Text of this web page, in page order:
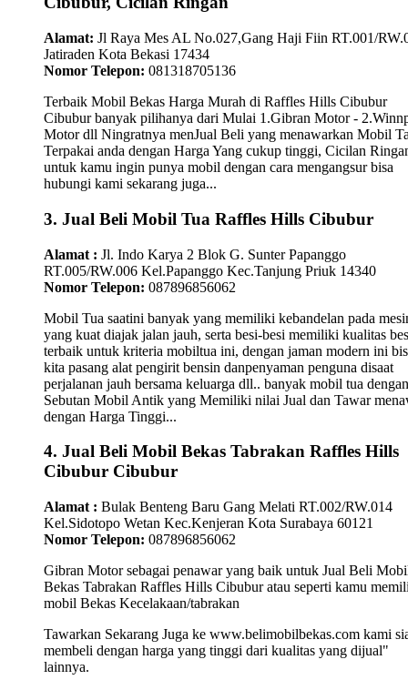
Alamat: Jl Raya Mes AL No.027,Gang Haji Fiin RT.001/
Jatiraden Kota Bekasi 17434
Nomor Telepon: 081318705136
Terbaik Mobil Bekas Harga Murah di Raffles Hills Cibubur
Cibubur banyak pilihanya dari Mulai 1.Gibran Motor -
Motor dll Ningratnya menJual Beli yang menawarkan Mobil
Terpakai anda dengan Harga Yang cukup tinggi, Cicilan
untuk kamu ingin punya mobil dengan cara mengangsur bisa
hubungi kami sekarang juga...
3. Jual Beli Mobil Tua Raffles Hills Cibubur
Alamat : Jl. Indo Karya 2 Blok G. Sunter Papanggo
RT.005/RW.006 Kel.Papanggo Kec.Tanjung Priuk 14340
Nomor Telepon: 087896856062
Mobil Tua saatini banyak yang memiliki kebandelan pada
yang kuat diajak jalan jauh, serta besi-besi memiliki kualitas
terbaik untuk kriteria mobiltua ini, dengan jaman modern ini
kita pasang alat pengirit bensin danpenyaman penguna disaat
perjalanan jauh bersama keluarga dll.. banyak mobil tua dengan
Sebutan Mobil Antik yang Memiliki nilai Jual dan Tawar
dengan Harga Tinggi...
4. Jual Beli Mobil Bekas Tabrakan Raffles Hills
Cibubur Cibubur
Alamat : Bulak Benteng Baru Gang Melati RT.002/RW.014
Kel.Sidotopo Wetan Kec.Kenjeran Kota Surabaya 60121
Nomor Telepon: 087896856062
Gibran Motor sebagai penawar yang baik untuk Jual Beli
Bekas Tabrakan Raffles Hills Cibubur atau seperti kamu
mobil Bekas Kecelakaan/tabrakan
Tawarkan Sekarang Juga ke www.belimobilbekas.com kami
membeli dengan harga yang tinggi dari kualitas yang dijual"
lainnya.